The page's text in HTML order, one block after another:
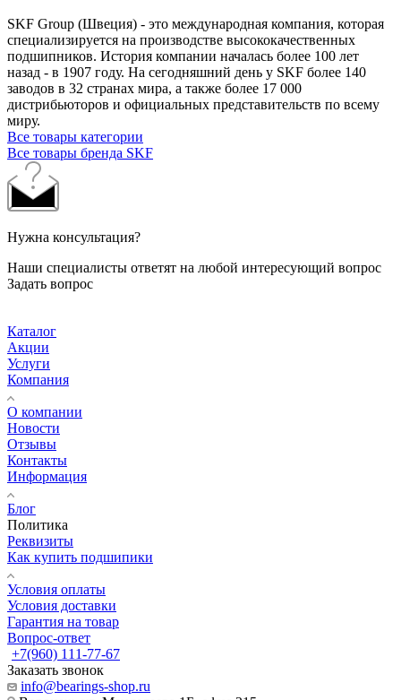
SKF Group (Швеция) - это международная компания, которая
специализируется на производстве высококачественных
подшипников. История компании началась более 100 лет
назад - в 1907 году. На сегодняшний день у SKF более 140
заводов в 32 странах мира, а также более 17 000
дистрибьюторов и официальных представительств по всему
миру.
Все товары категории
Все товары бренда SKF
Нужна консультация?
Наши специалисты ответят на любой интересующий вопрос
Задать вопрос
Каталог
Акции
Услуги
Компания
О компании
Новости
Отзывы
Контакты
Информация
Блог
Политика
Реквизиты
Как купить подшипики
Условия оплаты
Условия доставки
Гарантия на товар
Вопрос-ответ
+7(960) 111-77-67
Заказать звонок
info@bearings-shop.ru